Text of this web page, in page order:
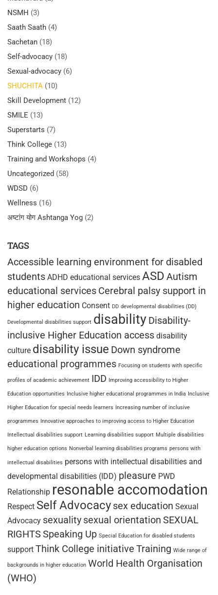
NSMH (3)
Saath Saath (4)
Sachetan (18)
Self-advocacy (18)
Sexual-advocacy (6)
SHUCHITA (10)
Skill Development (12)
SMILE (13)
Superstarts (7)
Think College (13)
Training and Workshops (4)
Uncategorized (58)
WDSD (6)
Wellness (16)
अष्टांग योग Ashtanga Yog (2)
TAGS
Accessible learning environment for disabled
students ADHD educational services ASD Autism
educational services Cerebral palsy support in
higher education Consent DD developmental disabilities (DD)
Developmental disabilities support disability Disability-
inclusive Higher Education access disability
culture disability issue Down syndrome
educational programmes Focusing on students with specific
profiles of academic achievement IDD Improving accessibility to Higher
Education opportunities Inclusive higher educational programmes in India Inclusive
Higher Education for special needs learners Increasing number of inclusive
programmes Innovative approaches to improving access to Higher Education
Intellectual disabilities support Learning disabilities support Multiple disabilities
higher education options Nonverbal learning disabilities programs persons with
intellectual disabilities persons with intellectual disabilities and
developmental disabilities (IDD) pleasure PWD
Relationship resonable accomodation
Respect Self Advocacy sex education Sexual
Advocacy sexuality sexual orientation SEXUAL
RIGHTS Speaking Up Special Education for disabled students
support Think College initiative Training Wide range of
backgrounds in higher education World Health Organisation
(WHO)